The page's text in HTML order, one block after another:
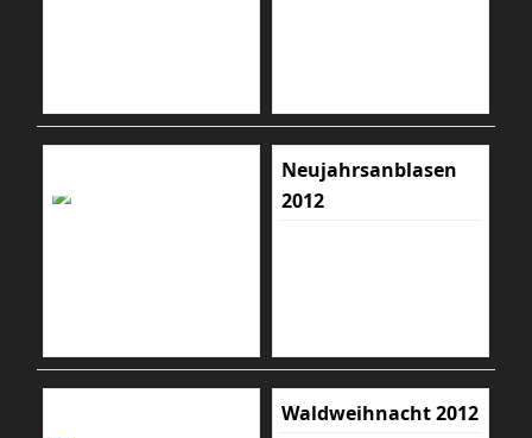
Neujahrsanblasen
2012
Waldweihnacht 2012